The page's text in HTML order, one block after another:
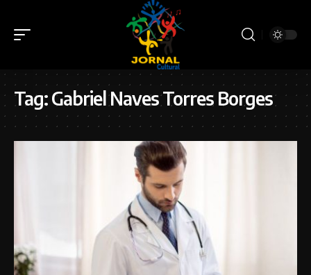
Tag:Gabriel Naves Torres Borges